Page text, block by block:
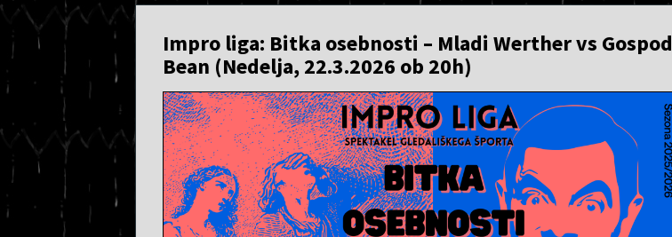
Impro liga: Bitka osebnosti – Mladi Werther vs Gospod
Bean (Nedelja, 22.3.2026 ob 20h)